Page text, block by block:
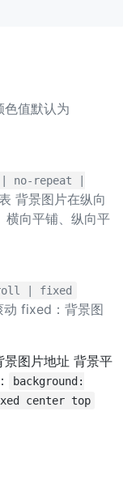
色值默认为
no-repeat |
背景图片在纵向
横向平铺、纵向平
| fixed
动 fixed：背景图
图片地址 背景平
background:
center top